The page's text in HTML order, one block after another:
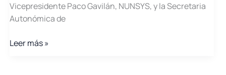
Vicepresidente Paco Gavilán, NUNSYS, y la Secretaria
Autonómica de
Próxima
Leer más »